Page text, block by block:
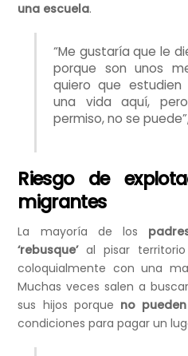
una escuela.
“Me gustaría que le
porque son unos
quiero que
una vida aquí,
permiso, no se
Riesgo de
migrantes
La mayoría de los
‘rebusque’al pisar
coloquialmente con una
Muchas veces salen a
sus hijos porque no
condiciones para pagar un